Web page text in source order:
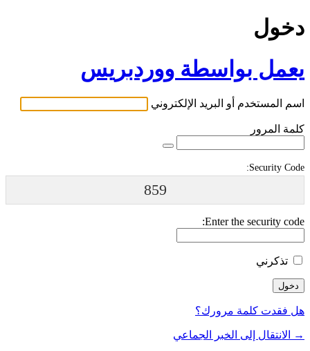
دخول
يعمل بواسطة ووردبريس
اسم المستخدم أو البريد الإلكتروني
كلمة المرور
Security Code:
859
Enter the security code:
تذكرني
هل فقدت كلمة مرورك؟
→ الانتقال إلى الخبر الجماعي